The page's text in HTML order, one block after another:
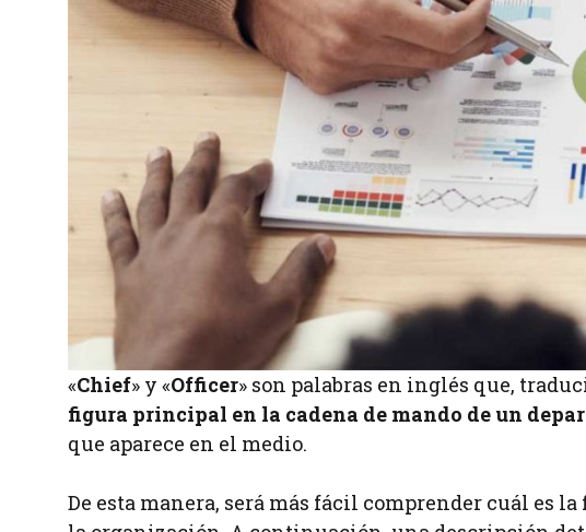
«Chief» y «Officer» son palabras en inglés que,
figura principal en la cadena de mando de un
que aparece en el medio.
De esta manera, será más fácil comprender cuál es